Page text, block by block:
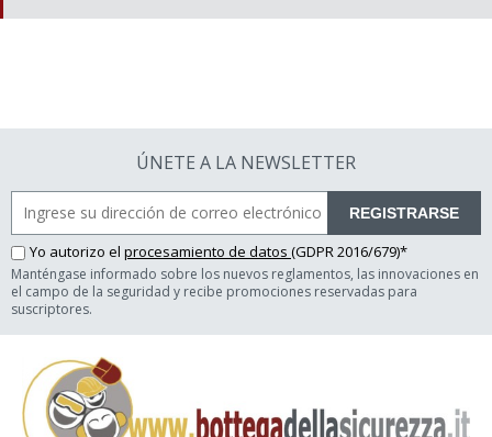
ÚNETE A LA NEWSLETTER
REGISTRARSE
Yo autorizo el procesamiento de datos (GDPR 2016/679)*
Manténgase informado sobre los nuevos reglamentos, las innovaciones en
el campo de la seguridad y recibe promociones reservadas para
suscriptores.